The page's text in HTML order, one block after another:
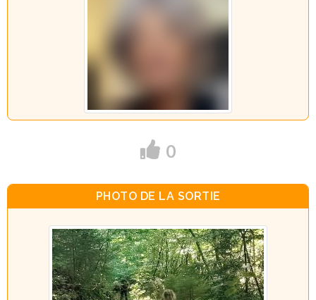
0
PHOTO DE LA SORTIE